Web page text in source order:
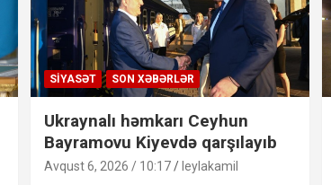
SIYASƏT SON XƏBƏRLƏR
Ukraynalı həmkarı Ceyhun
Bayramovu Kiyevdə qarşılayıb
Avqust 6, 2026 / 10:17 leylakamil